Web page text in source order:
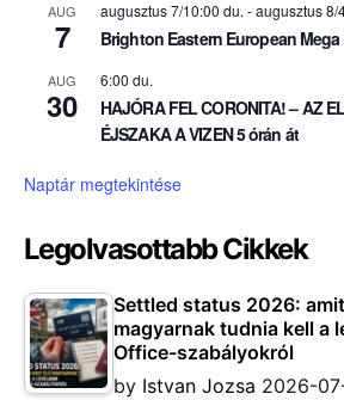
AUG
7
augusztus 7/10:00 du. -augusztus 8/
Brighton Eastern European Mega
AUG
30
6:00 du.
HAJÓRA FEL CORONITA! – AZ
ÉJSZAKA A VIZEN 5 órán át
Naptár megtekintése
Legolvasottabb Cikkek
Settled status 2026:
magyarnak tudnia kell a
Office-szabályokról
by Istvan Jozsa 2026-